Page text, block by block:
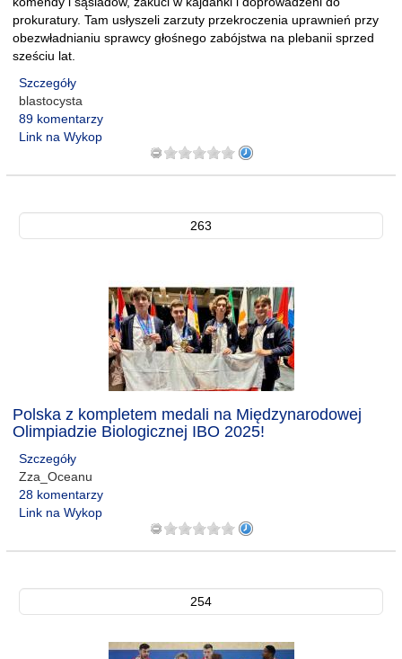
prokuratury. Tam usłyszeli zarzuty przekroczenia uprawnień przy
obezwładnianiu sprawcy głośnego zabójstwa na plebanii sprzed
sześciu lat.
Szczegóły
blastocysta
89 komentarzy
Link na Wykop
263
Polska z kompletem medali na Międzynarodowej
Olimpiadzie Biologicznej IBO 2025!
Szczegóły
Zza_Oceanu
28 komentarzy
Link na Wykop
254